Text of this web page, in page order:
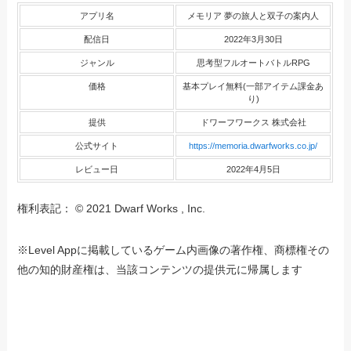
アプリ名 メモリア 夢の旅人と双子の案内人
配信日 2022年3月30日
ジャンル 思考型フルオートバトルRPG
価格
基本プレイ無料(一部アイテム課金あ
り)
提供 ドワーフワークス 株式会社
公式サイト https://memoria.dwarfworks.co.jp/
レビュー日 2022年4月5日
権利表記： © 2021 Dwarf Works , Inc.
※Level Appに掲載しているゲーム内画像の著作権、商標権その
他の知的財産権は、当該コンテンツの提供元に帰属します